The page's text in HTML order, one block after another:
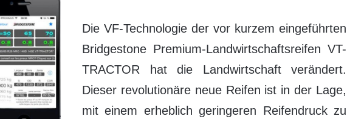
Die VF-Technologie der vor kurzem eingeführten
Bridgestone Premium-Landwirtschaftsreifen VT-
TRACTOR hat die Landwirtschaft verändert.
Dieser revolutionäre neue Reifen ist in der Lage,
mit einem erheblich geringeren Reifendruck zu